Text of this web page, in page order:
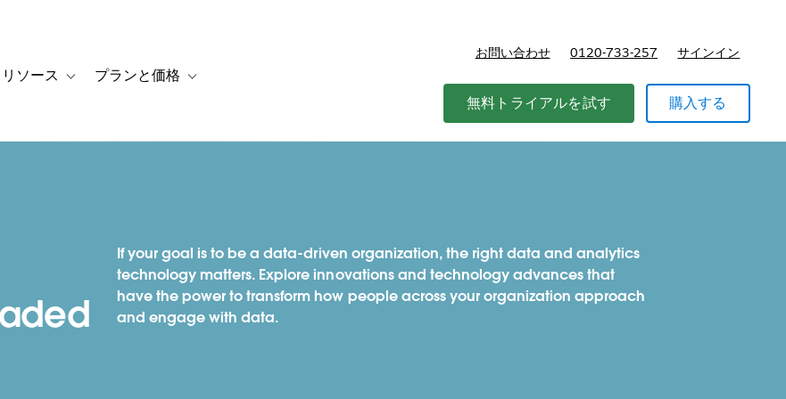
マーストーリー
sub-navigation for ソリューション
リソース Toggle sub-navigation for リソース
プランと価格 Toggle sub-navigation for プランと価格
お問い合わせ 0120-733-257 サインイン
無料トライアルを試す 購入する
If your goal is to be a data-driven organization, the right data and analytics
technology matters. Explore innovations and technology advances that
have the power to transform how people across your organization approach
and engage with data.